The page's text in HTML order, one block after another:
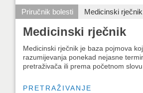
Priručnik bolesti Medicinski rječnik
Medicinski rječnik
Medicinski rječnik je baza pojmova
razumijevanja ponekad nejasne
pretraživača ili prema početnom
PRETRAŽIVANJE